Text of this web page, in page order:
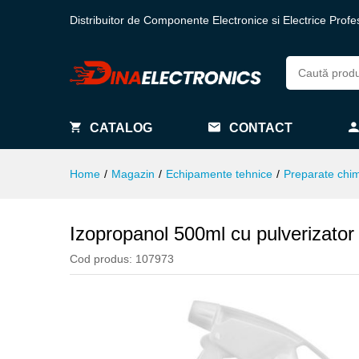
Distribuitor de Componente Electronice si Electrice
CATALOG CONTACT
Home / Magazin / Echipamente tehnice / Preparate
Izopropanol 500ml cu pulverizator
Cod produs: 107973